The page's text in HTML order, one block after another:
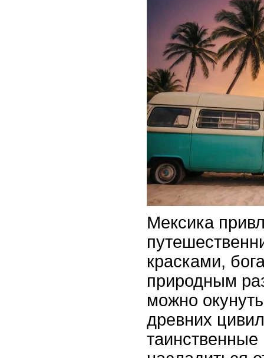
Мексика
красками,
природным
можно
древних